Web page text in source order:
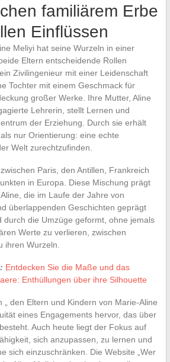
familiärem Erbe
Einflüssen
Meliyi hat seine Wurzeln in einer
Eltern entscheidende Rollen
Zivilingenieur mit einer Leidenschaft
Tochter mit einem Geschmack für
großer Werke. Ihre Mutter, Aline
Lehrerin, stellt Lernen und
der Erziehung. Durch sie erhält
nur Orientierung: eine echte
Welt zurechtzufinden.
Paris, den Antillen, Frankreich
in Europa. Diese Mischung prägt
die im Laufe der Jahre von
überlappenden Geschichten geprägt
durch die Umzüge geformt, ohne jemals
Werte zu verlieren, zwischen
ihren Wurzeln.
Entdecken Sie die Maße und das
Enthüllungen über ihre Silhouette
„ den Eltern und Kindern von Marie-Aline
eines Engagements hervor, das über
Auch heute liegt der Fokus auf
sich anzupassen, zu lernen und
sich einzuschränken. Die Website „Wer